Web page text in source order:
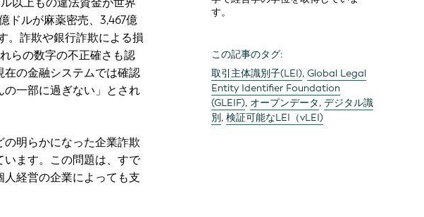
ドルが麻薬密売、3,467億
。詐欺や銀行詐欺による損
らの数字の不正確さも認
の金融システムでは確認
一部に過ぎない」とされ
明らかになった企業詐欺
ます。この問題は、すで
経営の企業によっても支
す。
この記事のタグ:
取引主体識別子(LEI), Global Legal
Entity Identifier Foundation
(GLEIF), オープンデータ, デジタル識
別, 検証可能なLEI（vLEI)